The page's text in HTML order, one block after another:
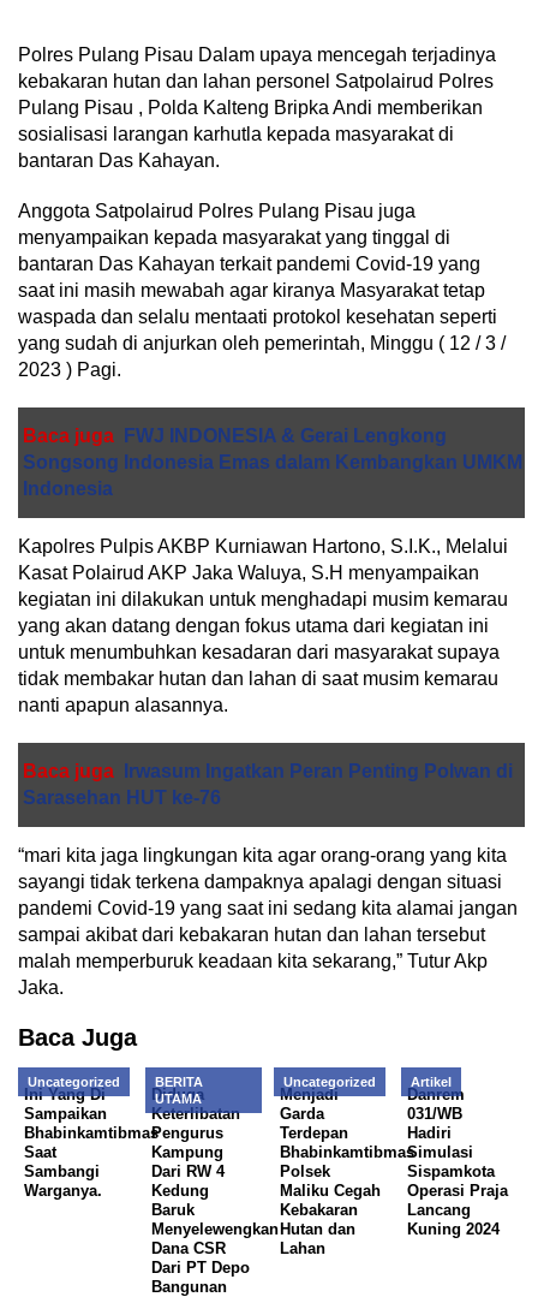
Polres Pulang Pisau Dalam upaya mencegah terjadinya
kebakaran hutan dan lahan personel Satpolairud Polres
Pulang Pisau , Polda Kalteng Bripka Andi memberikan
sosialisasi larangan karhutla kepada masyarakat di
bantaran Das Kahayan.
Anggota Satpolairud Polres Pulang Pisau juga
menyampaikan kepada masyarakat yang tinggal di
bantaran Das Kahayan terkait pandemi Covid-19 yang
saat ini masih mewabah agar kiranya Masyarakat tetap
waspada dan selalu mentaati protokol kesehatan seperti
yang sudah di anjurkan oleh pemerintah, Minggu ( 12 / 3 /
2023 ) Pagi.
Baca juga
FWJ INDONESIA & Gerai Lengkong
Songsong Indonesia Emas dalam Kembangkan UMKM
Indonesia
Kapolres Pulpis AKBP Kurniawan Hartono, S.I.K., Melalui
Kasat Polairud AKP Jaka Waluya, S.H menyampaikan
kegiatan ini dilakukan untuk menghadapi musim kemarau
yang akan datang dengan fokus utama dari kegiatan ini
untuk menumbuhkan kesadaran dari masyarakat supaya
tidak membakar hutan dan lahan di saat musim kemarau
nanti apapun alasannya.
Baca juga
Irwasum Ingatkan Peran Penting Polwan di
Sarasehan HUT ke-76
“mari kita jaga lingkungan kita agar orang-orang yang kita
sayangi tidak terkena dampaknya apalagi dengan situasi
pandemi Covid-19 yang saat ini sedang kita alamai jangan
sampai akibat dari kebakaran hutan dan lahan tersebut
malah memperburuk keadaan kita sekarang,” Tutur Akp
Jaka.
Baca Juga
Uncategorized
Ini Yang Di
Sampaikan
Bhabinkamtibmas
Saat
Sambangi
Warganya.
BERITA
UTAMA
Diduga
Keterlibatan
Pengurus
Kampung
Dari RW 4
Kedung
Baruk
Menyelewengkan
Dana CSR
Dari PT Depo
Bangunan
Uncategorized
Menjadi
Garda
Terdepan
Bhabinkamtibmas
Polsek
Maliku Cegah
Kebakaran
Hutan dan
Lahan
Artikel
Danrem
031/WB
Hadiri
Simulasi
Sispamkota
Operasi Praja
Lancang
Kuning 2024